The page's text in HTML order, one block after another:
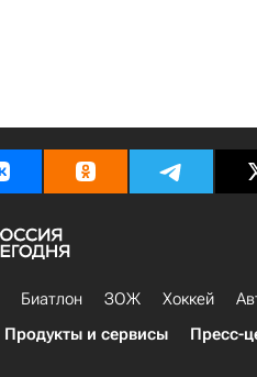
Биатлон ЗОЖ Хоккей
Продукты и сервисы Пресс-